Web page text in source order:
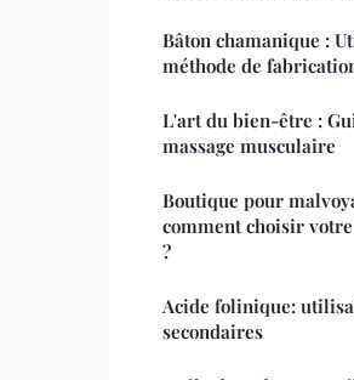
Bâton chamanique :
méthode de
L'art du bien-être :
massage musculaire
Boutique pour
comment choisir
?
Acide folinique:
secondaires